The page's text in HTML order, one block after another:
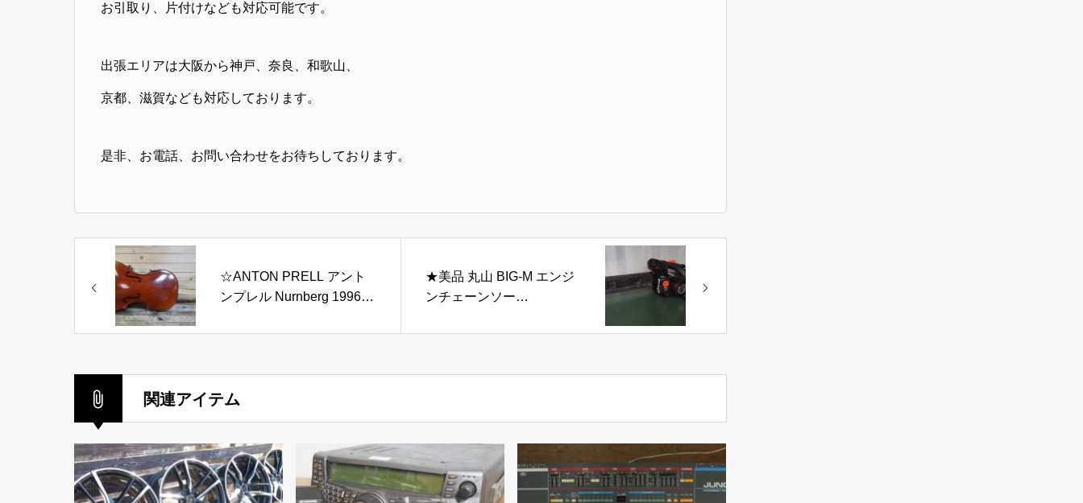
お引取り、片付けなども対応可能です。
出張エリアは大阪から神戸、奈良、和歌山、
京都、滋賀なども対応しております。
是非、お電話、お問い合わせをお待ちしております。
☆ANTON PRELL アント
ンプレル Nurnberg 1996
ケース付
★美品 丸山 BIG-M エンジ
ンチェーンソー
ート
関連アイテム